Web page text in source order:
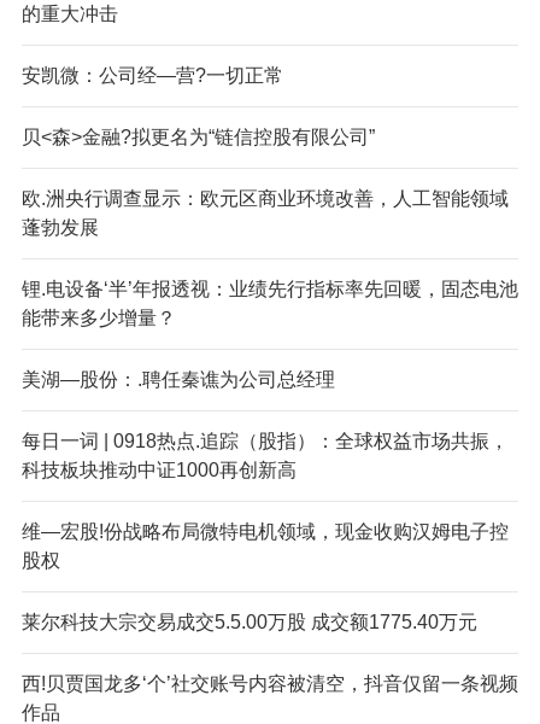
的重大冲击
安凯微：公司经—营?一切正常
贝<森>金融?拟更名为“链信控股有限公司”
欧.洲央行调查显示：欧元区商业环境改善，人工智能领域
蓬勃发展
锂.电设备‘半’年报透视：业绩先行指标率先回暖，固态电池
能带来多少增量？
美湖—股份：.聘任秦谯为公司总经理
每日一词 | 0918热点.追踪（股指）：全球权益市场共振，
科技板块推动中证1000再创新高
维—宏股!份战略布局微特电机领域，现金收购汉姆电子控
股权
莱尔科技大宗交易成交5.5.00万股 成交额1775.40万元
西!贝贾国龙多‘个’社交账号内容被清空，抖音仅留一条视频
作品